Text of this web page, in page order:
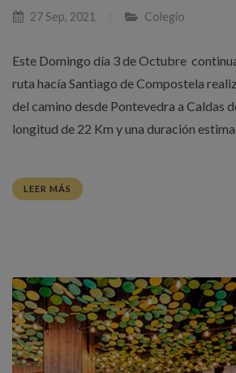
27 Sep, 2021 Colegio
Este Domingo día 3 de Octubre
ruta hacía Santiago de Compostela
del camino desde Pontevedra a Caldas
longitud de 22 Km y una duración
LEER MÁS